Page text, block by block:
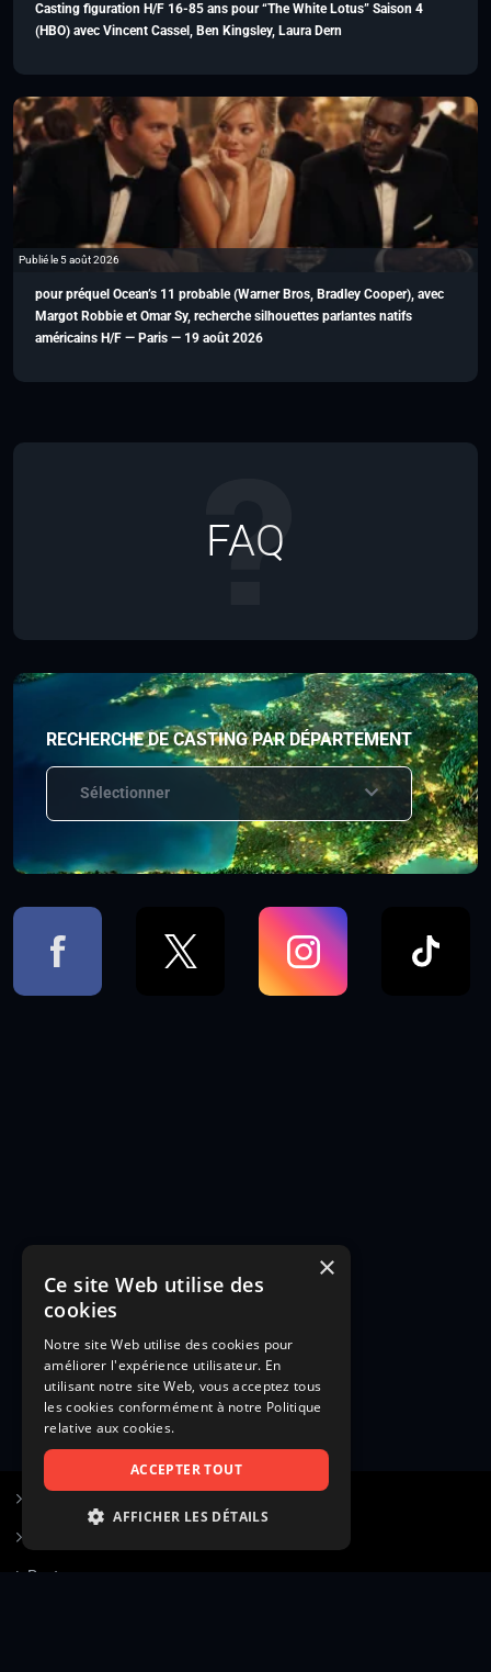
Casting figuration H/F 16-85 ans pour “The White Lotus” Saison 4
(HBO) avec Vincent Cassel, Ben Kingsley, Laura Dern
Publié le 5 août 2026
pour préquel Ocean’s 11 probable (Warner Bros, Bradley Cooper), avec
Margot Robbie et Omar Sy, recherche silhouettes parlantes natifs
américains H/F — Paris — 19 août 2026
FAQ
RECHERCHE DE CASTING PAR DÉPARTEMENT
Sélectionner
Poster une annonce
×
Ce site Web utilise des
cookies
Notre site Web utilise des cookies pour
améliorer l'expérience utilisateur. En
utilisant notre site Web, vous acceptez tous
les cookies conformément à notre Politique
relative aux cookies.
ACCEPTER TOUT
AFFICHER LES DÉTAILS